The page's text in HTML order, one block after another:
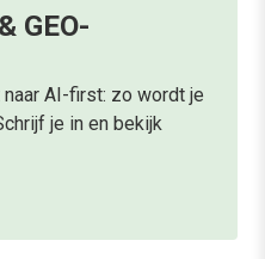
GEO-
naar AI-first: zo wordt je
je in en bekijk